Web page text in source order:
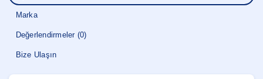
Marka
Değerlendirmeler (0)
Bize Ulaşın